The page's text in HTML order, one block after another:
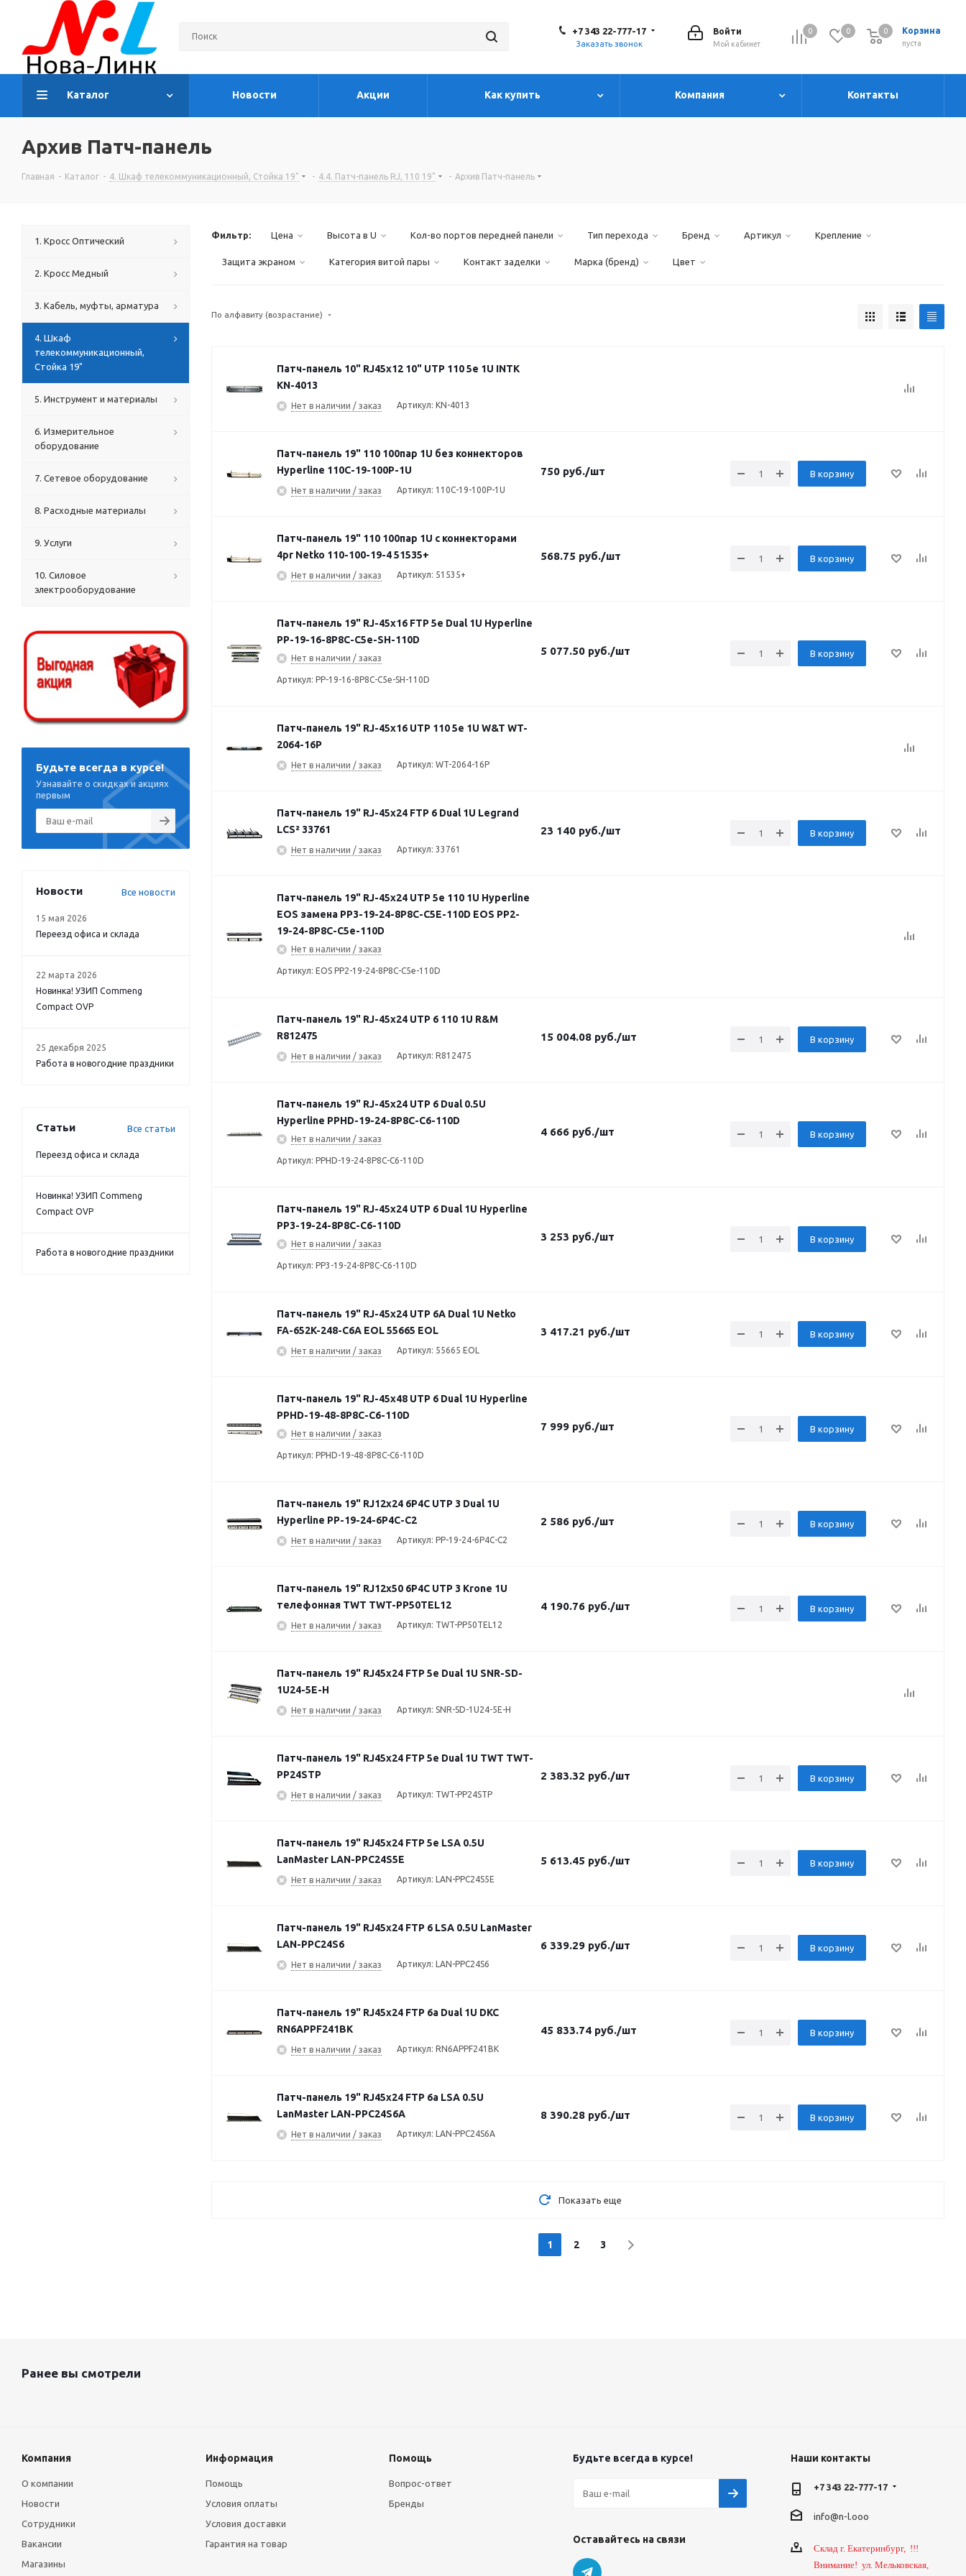
0 0 Корзина
0
пуста
0
Войти
Мой кабинет
+7 343 22-777-17
Заказать звонок
Каталог Новости Акции Как купить Компания Контакты
Архив Патч-панель
Главная - Каталог - 4. Шкаф телекоммуникационный, Стойка 19" - 4.4. Патч-панель RJ, 110 19" - Архив Патч-панель
Фильтр: Цена Высота в U Кол-во портов передней панели Тип перехода Бренд Артикул Крепление
Защита экраном Категория витой пары Контакт заделки Марка (бренд) Цвет
По алфавиту (возрастание)
Патч-панель 10" RJ45х12 10" UTP 110 5e 1U INTK
KN-4013
Нет в наличии / заказ Артикул: KN-4013
Патч-панель 19" 110 100пар 1U без коннекторов
Hyperline 110C-19-100P-1U
Нет в наличии / заказ Артикул: 110C-19-100P-1U
750 руб./шт В корзину
Патч-панель 19" 110 100пар 1U с коннекторами
4pr Netko 110-100-19-4 51535+
Нет в наличии / заказ Артикул: 51535+
568.75 руб./шт В корзину
Патч-панель 19" RJ-45х16 FTP 5e Dual 1U Hyperline
PP-19-16-8P8C-C5e-SH-110D
Нет в наличии / заказ
Артикул: PP-19-16-8P8C-C5e-SH-110D
5 077.50 руб./шт В корзину
Патч-панель 19" RJ-45х16 UTP 110 5e 1U W&T WT-
2064-16P
Нет в наличии / заказ Артикул: WT-2064-16P
Патч-панель 19" RJ-45х24 FTP 6 Dual 1U Legrand
LCS² 33761
Нет в наличии / заказ Артикул: 33761
23 140 руб./шт В корзину
Патч-панель 19" RJ-45х24 UTP 5e 110 1U Hyperline
EOS замена PP3-19-24-8P8C-C5E-110D EOS PP2-
19-24-8P8C-C5e-110D
Нет в наличии / заказ
Артикул: EOS PP2-19-24-8P8C-C5e-110D
Патч-панель 19" RJ-45х24 UTP 6 110 1U R&M
R812475
Нет в наличии / заказ Артикул: R812475
15 004.08 руб./шт В корзину
Патч-панель 19" RJ-45х24 UTP 6 Dual 0.5U
Hyperline PPHD-19-24-8P8C-C6-110D
Нет в наличии / заказ
Артикул: PPHD-19-24-8P8C-C6-110D
4 666 руб./шт В корзину
Патч-панель 19" RJ-45х24 UTP 6 Dual 1U Hyperline
PP3-19-24-8P8C-C6-110D
Нет в наличии / заказ
Артикул: PP3-19-24-8P8C-C6-110D
3 253 руб./шт В корзину
Патч-панель 19" RJ-45х24 UTP 6A Dual 1U Netko
FA-652K-248-C6A EOL 55665 EOL
Нет в наличии / заказ Артикул: 55665 EOL
3 417.21 руб./шт В корзину
Патч-панель 19" RJ-45х48 UTP 6 Dual 1U Hyperline
PPHD-19-48-8P8C-C6-110D
Нет в наличии / заказ
Артикул: PPHD-19-48-8P8C-C6-110D
7 999 руб./шт В корзину
Патч-панель 19" RJ12х24 6P4C UTP 3 Dual 1U
Hyperline PP-19-24-6P4C-C2
Нет в наличии / заказ Артикул: PP-19-24-6P4C-C2
2 586 руб./шт В корзину
Патч-панель 19" RJ12х50 6P4C UTP 3 Krone 1U
телефонная TWT TWT-PP50TEL12
Нет в наличии / заказ Артикул: TWT-PP50TEL12
4 190.76 руб./шт В корзину
Патч-панель 19" RJ45х24 FTP 5e Dual 1U SNR-SD-
1U24-5E-H
Нет в наличии / заказ Артикул: SNR-SD-1U24-5E-H
Патч-панель 19" RJ45х24 FTP 5e Dual 1U TWT TWT-
PP24STP
Нет в наличии / заказ Артикул: TWT-PP24STP
2 383.32 руб./шт В корзину
Патч-панель 19" RJ45х24 FTP 5e LSA 0.5U
LanMaster LAN-PPC24S5E
Нет в наличии / заказ Артикул: LAN-PPC24S5E
5 613.45 руб./шт В корзину
Патч-панель 19" RJ45х24 FTP 6 LSA 0.5U LanMaster
LAN-PPC24S6
Нет в наличии / заказ Артикул: LAN-PPC24S6
6 339.29 руб./шт В корзину
Патч-панель 19" RJ45х24 FTP 6a Dual 1U DKC
RN6APPF241BK
Нет в наличии / заказ Артикул: RN6APPF241BK
45 833.74 руб./шт В корзину
Патч-панель 19" RJ45х24 FTP 6a LSA 0.5U
LanMaster LAN-PPC24S6A
Нет в наличии / заказ Артикул: LAN-PPC24S6A
8 390.28 руб./шт В корзину
Показать еще
1 2 3
1. Кросс Оптический
2. Кросс Медный
3. Кабель, муфты, арматура
4. Шкаф
телекоммуникационный,
Стойка 19"
5. Инструмент и материалы
6. Измерительное
оборудование
7. Сетевое оборудование
8. Расходные материалы
9. Услуги
10. Силовое
электрооборудование
Будьте всегда в курсе!
Узнавайте о скидках и акциях
первым
Новости Все новости
15 мая 2026
Переезд офиса и склада
22 марта 2026
Новинка! УЗИП Commeng
Compact OVP
25 декабря 2025
Работа в новогодние праздники
Статьи Все статьи
Переезд офиса и склада
Новинка! УЗИП Commeng
Compact OVP
Работа в новогодние праздники
Ранее вы смотрели
Компания
О компании
Новости
Сотрудники
Вакансии
Магазины
Информация
Помощь
Условия оплаты
Условия доставки
Гарантия на товар
Помощь
Вопрос-ответ
Бренды
Будьте всегда в курсе!
Оставайтесь на связи
Наши контакты
+7 343 22-777-17
info@n-l.ooo
Склад г. Екатеринбург, !!!
Внимание! ул. Мельковская,